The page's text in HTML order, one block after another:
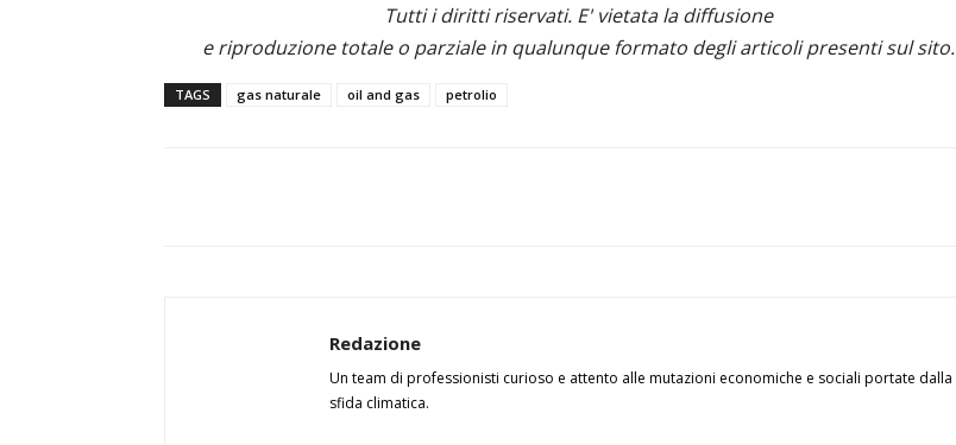
Tutti i diritti riservati. E' vietata la diffusione
e riproduzione totale o parziale in qualunque formato degli articoli presenti sul sito.
TAGS gas naturale oil and gas petrolio
Redazione
Un team di professionisti curioso e attento alle mutazioni economiche e sociali portate dalla
sfida climatica.